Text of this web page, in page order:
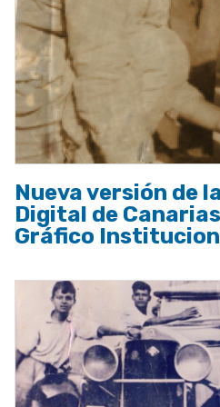
Nueva versión de
Digital de
Gráfico